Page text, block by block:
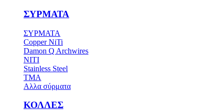
ΣΥΡΜΑΤΑ
ΣΥΡΜΑΤΑ
Copper NiTi
Damon Q Archwires
NITI
Stainless Steel
TMA
Αλλα σύρματα
ΚΟΛΛΕΣ